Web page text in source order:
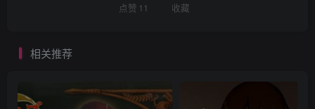
点赞 11 收藏
相关推荐